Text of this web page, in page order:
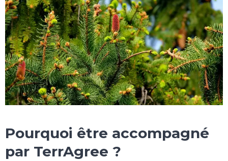
Pourquoi être accompagné
par TerrAgree ?